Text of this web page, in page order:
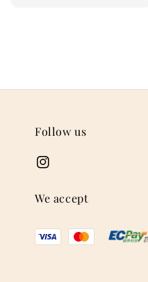
Follow us
We accept